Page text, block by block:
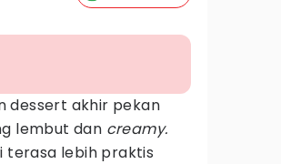
dessert akhir pekan
lembut dan creamy.
terasa lebih praktis